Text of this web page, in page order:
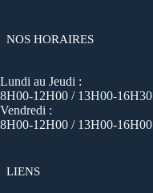
NOS HORAIRES
Lundi au Jeudi :
8H00-12H00 / 13H00-16H30
Vendredi :
8H00-12H00 / 13H00-16H00
LIENS